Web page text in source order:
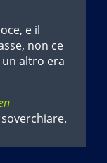
e il
non ce
altro era